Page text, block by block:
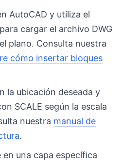
AutoCAD y utiliza el
cargar el archivo DWG
plano. Consulta nuestra
cómo insertar bloques
la ubicación deseada y
SCALE según la escala
nuestra manual de
.
en una capa específica